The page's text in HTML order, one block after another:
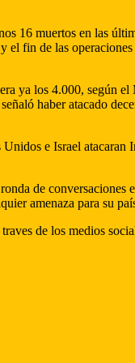
16 muertos en las
fin de las
ya los 4.000,
haber atacado
e Israel
de
amenaza para su
de los medios